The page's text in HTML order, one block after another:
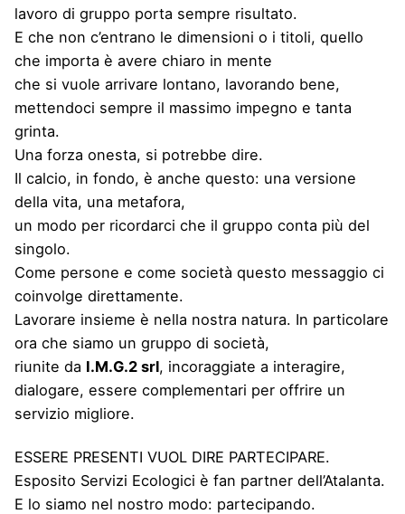
lavoro di gruppo porta sempre risultato.
E che non c’entrano le dimensioni o i titoli, quello
che importa è avere chiaro in mente
che si vuole arrivare lontano, lavorando bene,
mettendoci sempre il massimo impegno e tanta
grinta.
Una forza onesta, si potrebbe dire.
Il calcio, in fondo, è anche questo: una versione
della vita, una metafora,
un modo per ricordarci che il gruppo conta più del
singolo.
Come persone e come società questo messaggio ci
coinvolge direttamente.
Lavorare insieme è nella nostra natura. In particolare
ora che siamo un gruppo di società,
riunite da I.M.G.2 srl, incoraggiate a interagire,
dialogare, essere complementari per offrire un
servizio migliore.
ESSERE PRESENTI VUOL DIRE PARTECIPARE.
Esposito Servizi Ecologici è fan partner dell’Atalanta.
E lo siamo nel nostro modo: partecipando.